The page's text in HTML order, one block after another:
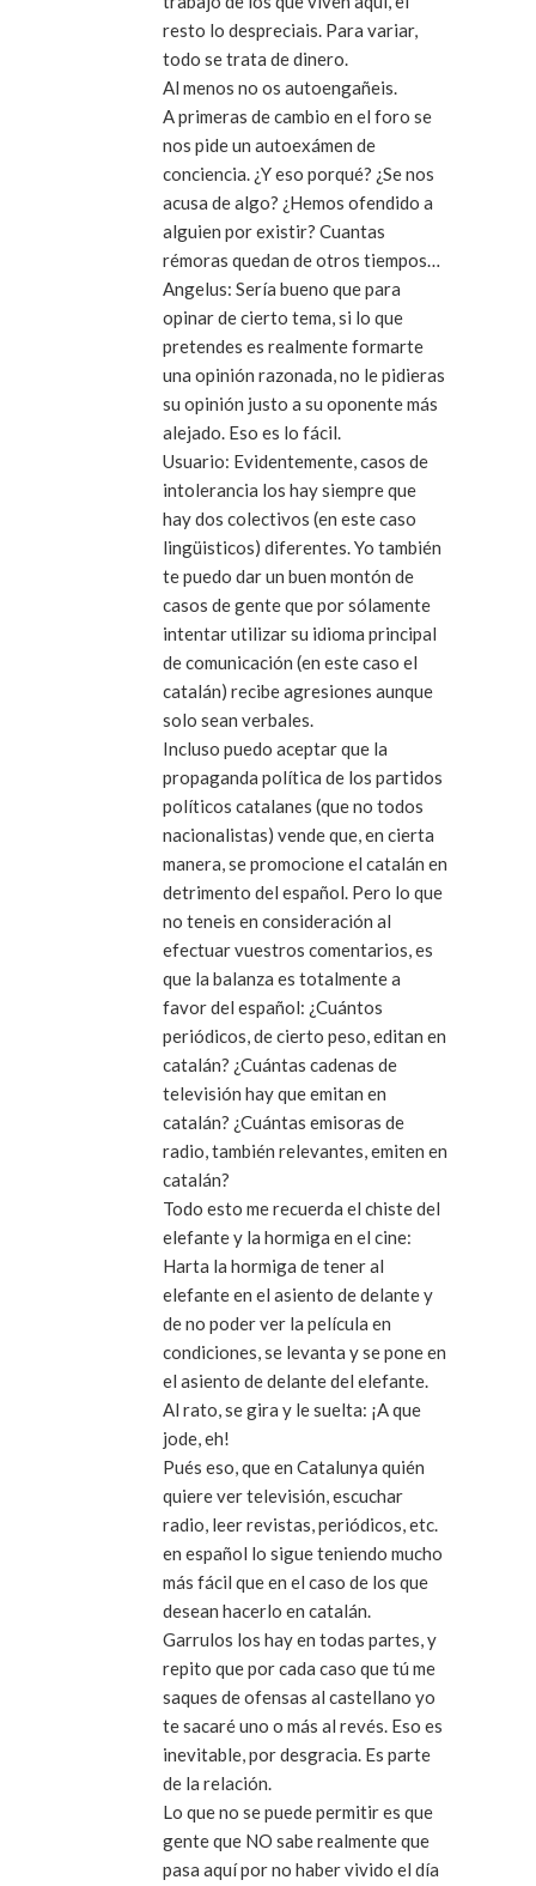
resto lo despreciais. Para variar,
todo se trata de dinero.
Al menos no os autoengañeis.
A primeras de cambio en el foro se
nos pide un autoexámen de
conciencia. ¿Y eso porqué? ¿Se nos
acusa de algo? ¿Hemos ofendido a
alguien por existir? Cuantas
rémoras quedan de otros tiempos…
Angelus: Sería bueno que para
opinar de cierto tema, si lo que
pretendes es realmente formarte
una opinión razonada, no le pidieras
su opinión justo a su oponente más
alejado. Eso es lo fácil.
Usuario: Evidentemente, casos de
intolerancia los hay siempre que
hay dos colectivos (en este caso
lingüisticos) diferentes. Yo también
te puedo dar un buen montón de
casos de gente que por sólamente
intentar utilizar su idioma principal
de comunicación (en este caso el
catalán) recibe agresiones aunque
solo sean verbales.
Incluso puedo aceptar que la
propaganda política de los partidos
políticos catalanes (que no todos
nacionalistas) vende que, en cierta
manera, se promocione el catalán en
detrimento del español. Pero lo que
no teneis en consideración al
efectuar vuestros comentarios, es
que la balanza es totalmente a
favor del español: ¿Cuántos
periódicos, de cierto peso, editan en
catalán? ¿Cuántas cadenas de
televisión hay que emitan en
catalán? ¿Cuántas emisoras de
radio, también relevantes, emiten en
catalán?
Todo esto me recuerda el chiste del
elefante y la hormiga en el cine:
Harta la hormiga de tener al
elefante en el asiento de delante y
de no poder ver la película en
condiciones, se levanta y se pone en
el asiento de delante del elefante.
Al rato, se gira y le suelta: ¡A que
jode, eh!
Pués eso, que en Catalunya quién
quiere ver televisión, escuchar
radio, leer revistas, periódicos, etc.
en español lo sigue teniendo mucho
más fácil que en el caso de los que
desean hacerlo en catalán.
Garrulos los hay en todas partes, y
repito que por cada caso que tú me
saques de ofensas al castellano yo
te sacaré uno o más al revés. Eso es
inevitable, por desgracia. Es parte
de la relación.
Lo que no se puede permitir es que
gente que NO sabe realmente que
pasa aquí por no haber vivido el día